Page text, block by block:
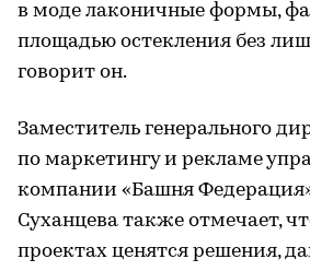
в моде лаконичные формы,
площадью остекления без
говорит он.
Заместитель генерального
по маркетингу и рекламе
компании «Башня
Суханцева также отмечает,
проектах ценятся решения,